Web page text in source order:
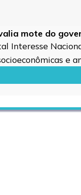
mote do
Interesse
e